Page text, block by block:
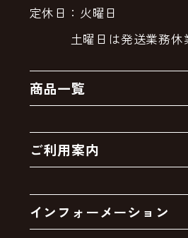
定休日：火曜日
土曜日は発送業務休
商品一覧
クーポン
卸販売・大量注文
アウトレットセール
ご利用案内
お支払いについて
インフォーメーション